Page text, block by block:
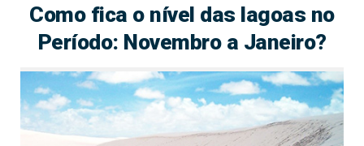
Como fica o nível das lagoas no
Período: Novembro a Janeiro?